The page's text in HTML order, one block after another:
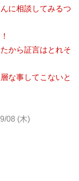
に相談してみるつ
から証言はとれそ
な事してこないと
08 (木)